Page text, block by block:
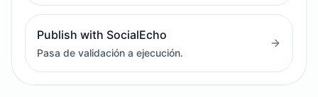
Publish with SocialEcho
Pasa de validación a ejecución.